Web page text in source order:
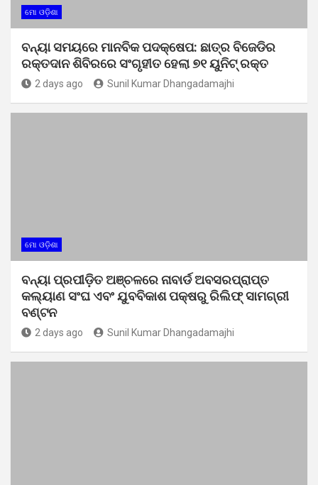
ମୋ ଓଡ଼ିଶା
ବନ୍ୟା ସମୟରେ ମାନବିକ ପଦକ୍ଷେପ: ଛାତ୍ର ବିଜେଡିର
ରକ୍ତଦାନ ଶିବିରରେ ସଂଗୃହୀତ ହେଲା ୭୧ ୟୁନିଟ୍ ରକ୍ତ
2 days ago Sunil Kumar Dhangadamajhi
ମୋ ଓଡ଼ିଶା
ବନ୍ୟା ପ୍ରପୀଡ଼ିତ ଅଞ୍ଚଳରେ ନାବାର୍ଡ ଅବସରପ୍ରାପ୍ତ
କଲ୍ୟାଣ ସଂଘ ଏବଂ ଯୁବବିକାଶ ପକ୍ଷରୁ ରିଲିଫ୍ ସାମଗ୍ରୀ
ବଣ୍ଟନ
2 days ago Sunil Kumar Dhangadamajhi